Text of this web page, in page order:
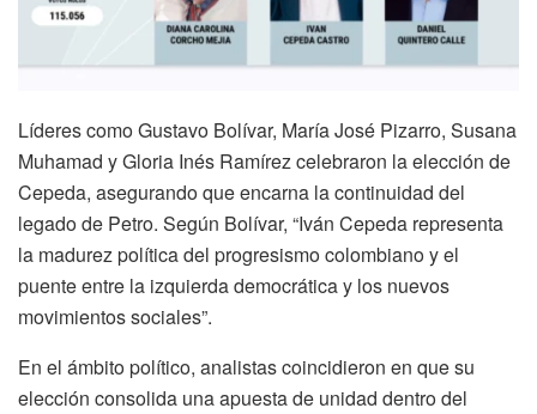
Líderes como Gustavo Bolívar, María José Pizarro, Susana
Muhamad y Gloria Inés Ramírez celebraron la elección de
Cepeda, asegurando que encarna la continuidad del
legado de Petro. Según Bolívar, “Iván Cepeda representa
la madurez política del progresismo colombiano y el
puente entre la izquierda democrática y los nuevos
movimientos sociales”.
En el ámbito político, analistas coincidieron en que su
elección consolida una apuesta de unidad dentro del